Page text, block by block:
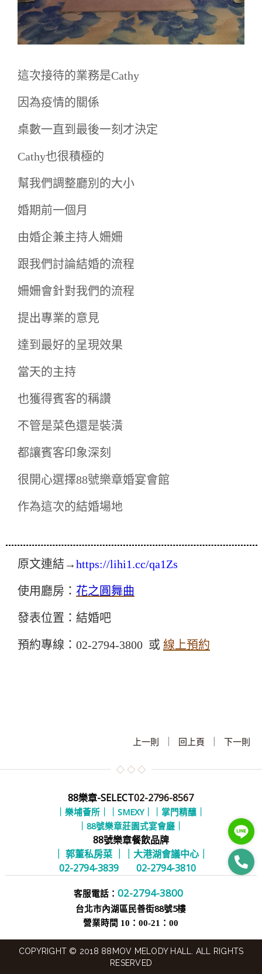
這次接待的業務是Cathy
因為疫情的關係
桌數一直到最後一刻才決定
Cathy也很積極的
幫我們調整廳別的大小
婚期前一個月
由婚企兼主持人姍姍
跟我們討論結婚的流程
姍姍會針對我們的流程
提出專業的意見
達到最好的呈現效果
當天的主持
也獲得賓客的稱讚
不管是菜色還是裝潢
都讓賓客印象深刻
很開心選擇88號樂章婚宴會館
作為這次的結婚場地
原文連結→https://lihi1.cc/qa1Zs
使用廳房： 花之圓舞曲
發表位置：結婚吧
預約專線：02-2794-3800 或 線上預約
上一則 | 回上頁 | 下一則
88樂章-SELECT02-2796-8567
｜樂埔薈所｜ ｜SMEXY｜
｜掌門精釀｜
｜88號樂章莊園式宴會廳｜
88號樂章餐飲品牌
｜ 郭董私房菜 ｜
02-2794-3839
｜大港湖會議中心｜
02-2794-3810
客服電話：02-2794-3800
台北市內湖區民善街88號5樓
營業時間 10：00-21：00
COPYRIGHT © 2018 88MOV MELODY HALL. ALL RIGHTS
RESERVED